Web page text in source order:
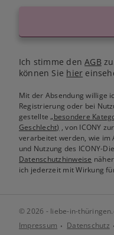
Ich stimme denAGB
können Sie hier
Mit der Absendung willige
Registrierung oder bei
gestellte„besondere
Geschlecht) , von ICONY
verarbeitet werden, wie im
und Nutzung des ICONY-
Datenschutzhinweise
ich jederzeit mit Wirkung
© 2026 - liebe-in-
Impressum
Datenschutz